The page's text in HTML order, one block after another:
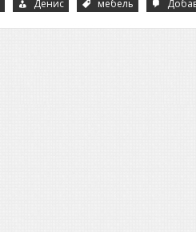
Денис мебель